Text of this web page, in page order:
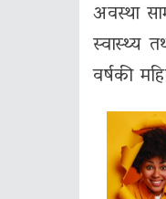
अवस्था
स्वास्थ्य
वर्षकी